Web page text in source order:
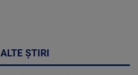
ALTE ȘTIRI